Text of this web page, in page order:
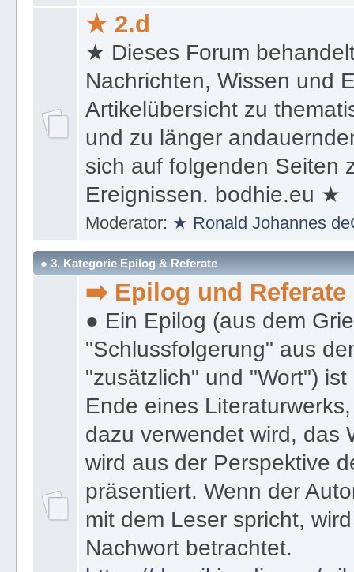
★ 2.d
★ Dieses Forum
Nachrichten, Wissen und
Artikelübersicht zu
und zu länger
sich auf folgenden Seiten
Ereignissen. bodhie.eu ★
Moderator: ★ Ronald Johannes
● 3. Kategorie Epilog & Referate
➡️ Epilog und Referate
● Ein Epilog (aus dem
"Schlussfolgerung" aus
"zusätzlich" und "Wort")
Ende eines
dazu verwendet wird, das
wird aus der Perspektive
präsentiert. Wenn der
mit dem Leser spricht,
Nachwort betrachtet.